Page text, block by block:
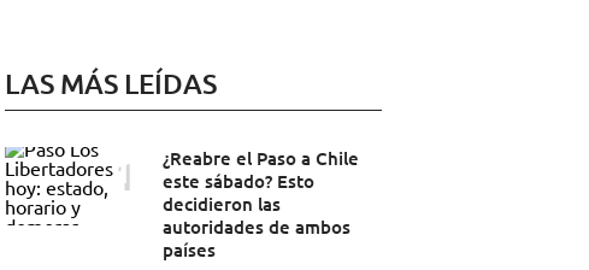
LAS MÁS LEÍDAS
¿Reabre el Paso a Chile
este sábado? Esto
decidieron las
autoridades de ambos
países